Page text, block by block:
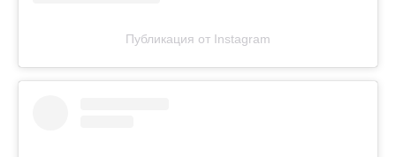
Публикация от Instagram